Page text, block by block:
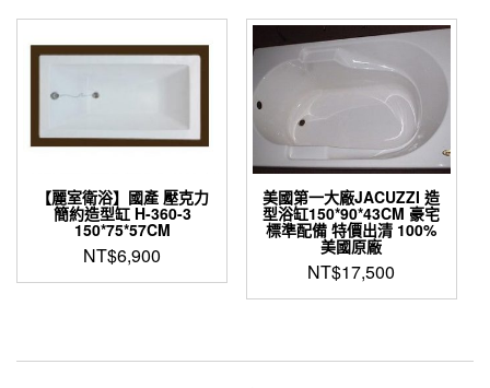
【麗室衛浴】國產 壓克力
簡約造型缸 H-360-3
150*75*57CM
NT$6,900
美國第一大廠JACUZZI 造
型浴缸150*90*43CM 豪宅
標準配備 特價出清 100%
美國原廠
NT$17,500